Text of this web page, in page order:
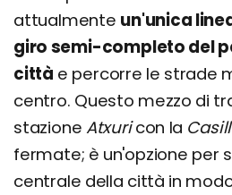
attualmente un'unica
giro semi-completo del
città e percorre le strade
centro. Questo mezzo di
stazione Atxuricon la
fermate; è un'opzione per
centrale della città in